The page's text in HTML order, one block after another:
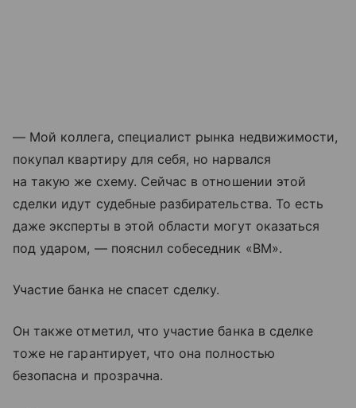
— Мой коллега, специалист рынка недвижимости,
покупал квартиру для себя, но нарвался
на такую же схему. Сейчас в отношении этой
сделки идут судебные разбирательства. То есть
даже эксперты в этой области могут оказаться
под ударом, — пояснил собеседник «ВМ».
Участие банка не спасет сделку.
Он также отметил, что участие банка в сделке
тоже не гарантирует, что она полностью
безопасна и прозрачна.